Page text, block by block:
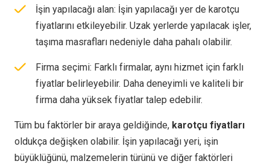
İşin yapılacağı alan: İşin yapılacağı yer de karotçu
fiyatlarını etkileyebilir. Uzak yerlerde yapılacak işler,
taşıma masrafları nedeniyle daha pahalı olabilir.
Firma seçimi: Farklı firmalar, aynı hizmet için farklı
fiyatlar belirleyebilir. Daha deneyimli ve kaliteli bir
firma daha yüksek fiyatlar talep edebilir.
Tüm bu faktörler bir araya geldiğinde, karotçu fiyatları
oldukça değişken olabilir. İşin yapılacağı yeri, işin
büyüklüğünü, malzemelerin türünü ve diğer faktörleri